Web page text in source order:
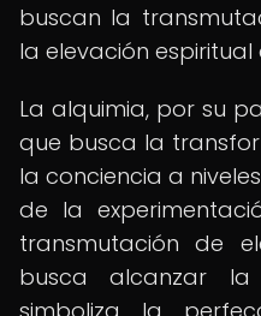
buscan la
la elevación espiritual
La alquimia, por su
que busca la
la conciencia a
de la
transmutación de
busca alcanzar